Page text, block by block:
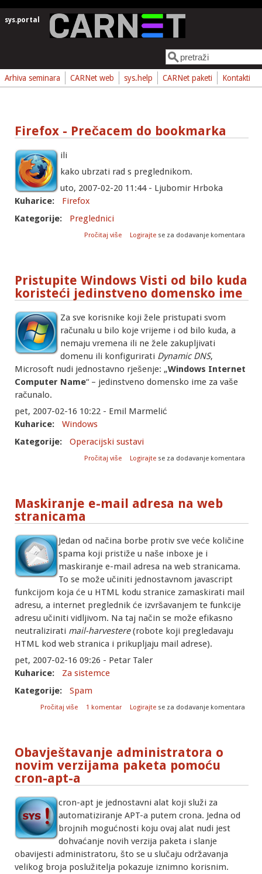
Skoči na glavni sadržaj
sys.portal
Obrazac pretrage
Pretraga
Arhiva seminara CARNet web sys.help CARNet paketi Kontakti
Firefox - Prečacem do bookmarka
ili
kako ubrzati rad s preglednikom.
uto, 2007-02-20 11:44 - Ljubomir Hrboka
Kuharice:
Firefox
Kategorije:
Preglednici
Pročitaj više o Firefox - Prečacem do bookmarka
Logirajte se za dodavanje komentara
Pristupite Windows Visti od bilo kuda
koristeći jedinstveno domensko ime
Za sve korisnike koji žele pristupati svom
računalu u bilo koje vrijeme i od bilo kuda, a
nemaju vremena ili ne žele zakupljivati
domenu ili konfigurirati Dynamic DNS,
Microsoft nudi jednostavno rješenje: „Windows Internet
Computer Name“ – jedinstveno domensko ime za vaše
računalo.
pet, 2007-02-16 10:22 - Emil Marmelić
Kuharice:
Windows
Kategorije:
Operacijski sustavi
Pročitaj više
o Pristupite Windows Visti od bilo kuda
Logirajte se za dodavanje komentara
Maskiranje e-mail adresa na web
stranicama
Jedan od načina borbe protiv sve veće količine
spama koji pristiže u naše inboxe je i
maskiranje e-mail adresa na web stranicama.
To se može učiniti jednostavnom javascript
funkcijom koja će u HTML kodu stranice zamaskirati mail
adresu, a internet preglednik će izvršavanjem te funkcije
adresu učiniti vidljivom. Na taj način se može efikasno
neutralizirati mail-harvestere(robote koji pregledavaju
HTML kod web stranica i prikupljaju mail adrese).
pet, 2007-02-16 09:26 - Petar Taler
Kuharice:
Za sistemce
Kategorije:
Spam
Pročitaj više o Maskiranje e-mail adresa na web stranicama
1 komentar Logirajte se za dodavanje komentara
Obavještavanje administratora o
novim verzijama paketa pomoću
cron-apt-a
cron-apt je jednostavni alat koji služi za
automatiziranje APT-a putem crona. Jedna od
brojnih mogućnosti koju ovaj alat nudi jest
dohvaćanje novih verzija paketa i slanje
obavijesti administratoru, što se u slučaju održavanja
velikog broja poslužitelja pokazuje iznimno korisnim.